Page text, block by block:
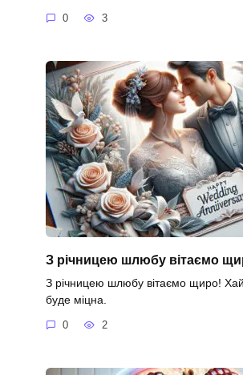
0 3
З річницею шлюбу вітаємо
З річницею шлюбу вітаємо щиро!
буде міцна.
0 2